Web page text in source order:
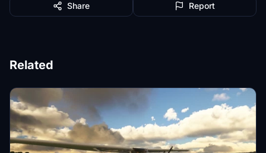
Share Report
Related